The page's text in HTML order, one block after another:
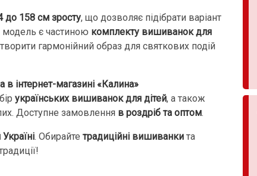
до 158 см зросту, що дозволяє підібрати варіант
модель є частиною комплекту вишиванок для
гармонійний образ для святкових подій
інтернет-магазині «Калина»
українських вишиванок для дітей, а також
Доступне замовлення в роздріб та оптом.
. Обирайте традиційні вишиванки та